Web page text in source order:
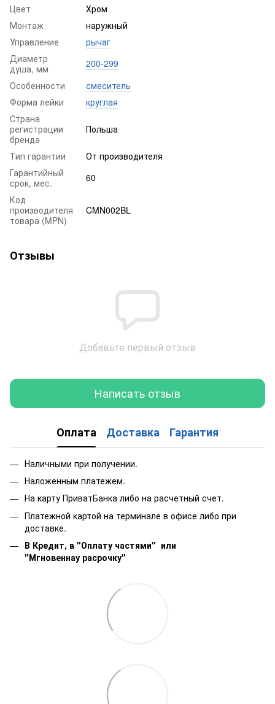
Цвет
Хром
Монтаж
наружный
Управление
рычаг
Диаметр
душа, мм
200-299
Особенности
смеситель
Форма лейки
круглая
Страна
регистрации
бренда
Польша
Тип гарантии
От производителя
Гарантийный
срок, мес.
60
Код
производителя
товара (MPN)
CMN002BL
Отзывы
Добавьте первый отзыв
Написать отзыв
Оплата Доставка Гарантия
Наличными при получении.
Наложенным платежем.
На карту ПриватБанка либо на расчетный счет.
Платежной картой на терминале в офисе либо при
доставке.
В Кредит, в "Оплату частями" или
"Мгновеннау расрочку"